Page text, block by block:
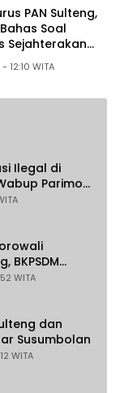
PAN Sulteng,
Soal
Sejahterakan
Minggu, 05 Juli 2026 - 12:10 WITA
Ilegal di
Parimo
BKPSDM
dan Dapat
WITA
dan
Susumbolan
WITA